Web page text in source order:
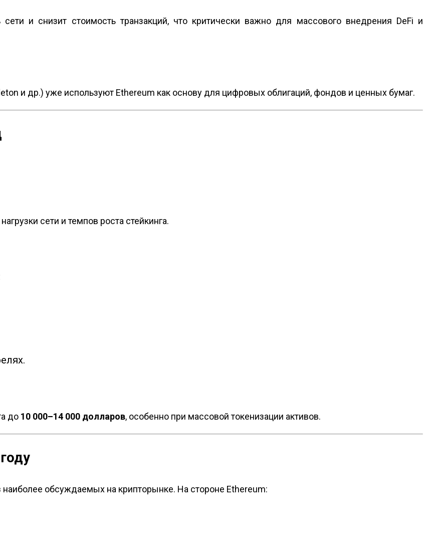
и снизит стоимость транзакций, что критически важно для массового внедрения DeFi и
и др.) уже используют Ethereum как основу для цифровых облигаций, фондов и ценных бумаг.
сети и темпов роста стейкинга.
до 10 000–14 000 долларов, особенно при массовой токенизации активов.
наиболее обсуждаемых на крипторынке. На стороне Ethereum: